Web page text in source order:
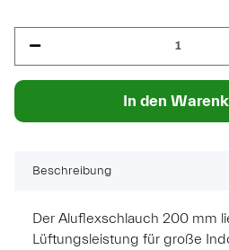
In den
Beschreibung
Der Aluflexschlauch 200 mm
Lüftungsleistung für große